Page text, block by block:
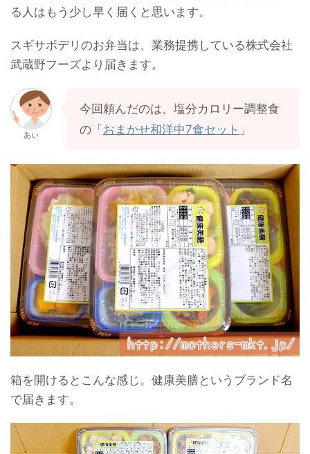
る人はもう少し早く届くと思います。
スギサポデリのお弁当は、業務提携している株式会社
武蔵野フーズより届きます。
あい
今回頼んだのは、塩分カロリー調整食
の「おまかせ和洋中7食セット 」
箱を開けるとこんな感じ。健康美膳というブランド名
で届きます。